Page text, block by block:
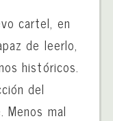
cartel, en
de leerlo,
históricos.
del
Menos mal